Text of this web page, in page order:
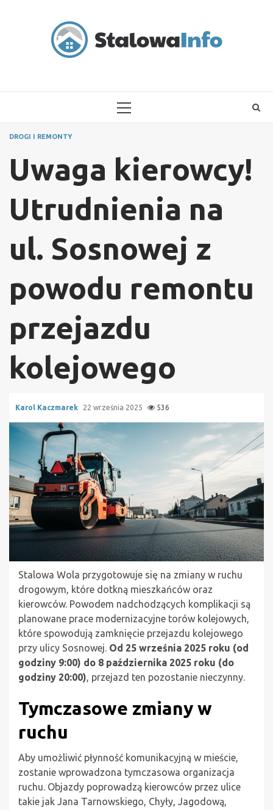
PRIMARY
DROGI I REMONTY
Uwaga kierowcy!
Utrudnienia na
ul. Sosnowej z
powodu remontu
przejazdu
kolejowego
Karol Kaczmarek 22 września 2025 536
Stalowa Wola przygotowuje się na zmiany w ruchu
drogowym, które dotkną mieszkańców oraz
kierowców. Powodem nadchodzących komplikacji są
planowane prace modernizacyjne torów kolejowych,
które spowodują zamknięcie przejazdu kolejowego
przy ulicy Sosnowej. Od 25 września 2025 roku (od
godziny 9:00) do 8 października 2025 roku (do
godziny 20:00), przejazd ten pozostanie nieczynny.
Tymczasowe zmiany w
ruchu
Aby umożliwić płynność komunikacyjną w mieście,
zostanie wprowadzona tymczasowa organizacja
ruchu. Objazdy poprowadzą kierowców przez ulice
takie jak Jana Tarnowskiego, Chyły, Jagodową,